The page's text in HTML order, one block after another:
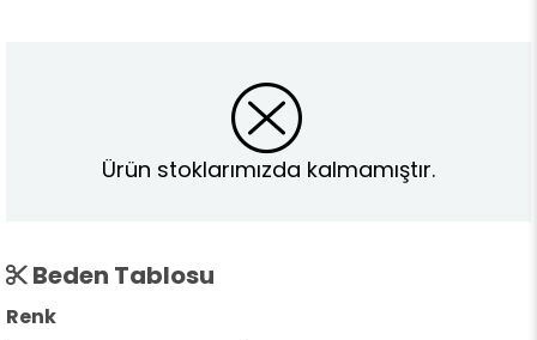
Ürün stoklarımızda kalmamıştır.
Beden Tablosu
Renk